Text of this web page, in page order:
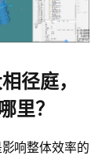
径庭，
里？
响整体效率的